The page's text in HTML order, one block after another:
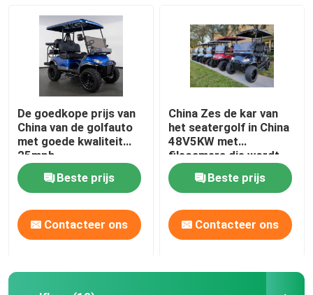
De goedkope prijs van
China van de golfauto
met goede kwaliteit
25mph
Beste prijs
Contacteer ons
China Zes de kar van
het seatergolf in China
48V5KW met
filecamera die wordt
gemaakt
Beste prijs
Contacteer ons